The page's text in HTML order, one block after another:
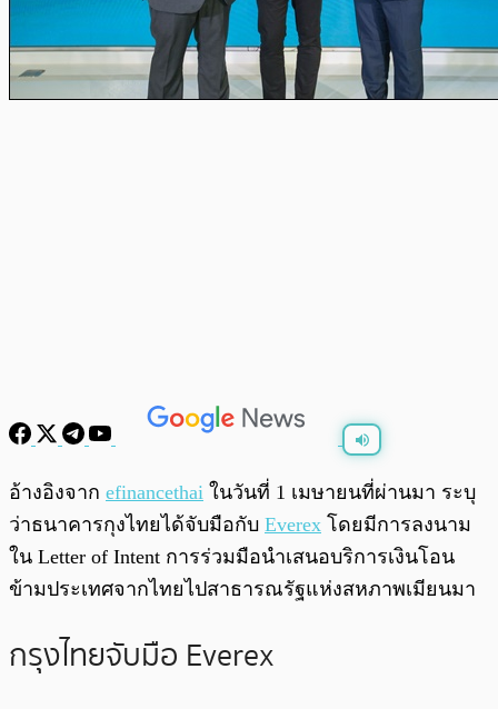
0:00
อ้างอิงจาก efinancethai ในวันที่ 1 เมษายนที่ผ่านมา ระบุ
ว่าธนาคารกุงไทยได้จับมือกับ Everex โดยมีการลงนาม
ใน Letter of Intent การร่วมมือนำเสนอบริการเงินโอน
ข้ามประเทศจากไทยไปสาธารณรัฐแห่งสหภาพเมียนมา
กรุงไทยจับมือ Everex